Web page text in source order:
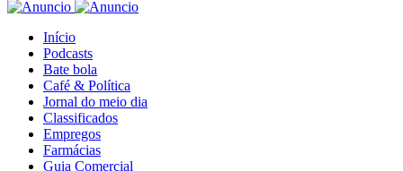
Início
Podcasts
Bate bola
Café & Política
Jornal do meio dia
Classificados
Empregos
Farmácias
Guia Comercial